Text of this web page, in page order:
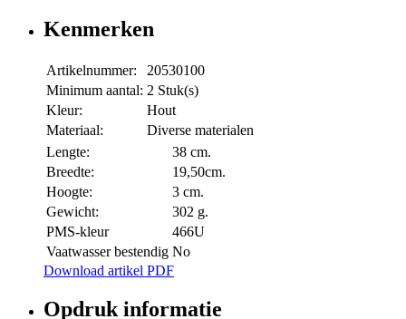
Kenmerken
Artikelnummer:
20530100
Minimum aantal: 2 Stuk(s)
Kleur:
Hout
Materiaal:
Diverse materialen
Lengte:
38 cm.
Breedte:
19,50cm.
Hoogte:
3 cm.
Gewicht:
302 g.
PMS-kleur
466U
Vaatwasser bestendig No
Download artikel PDF
Opdruk informatie